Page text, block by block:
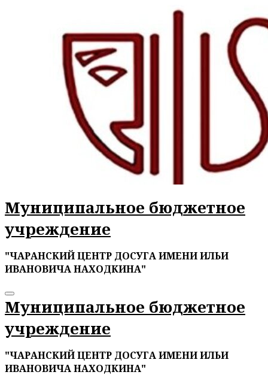
Муниципальное бюджетное
учреждение
"ЧАРАНСКИЙ ЦЕНТР ДОСУГА ИМЕНИ ИЛЬИ
ИВАНОВИЧА НАХОДКИНА"
Муниципальное бюджетное
учреждение
"ЧАРАНСКИЙ ЦЕНТР ДОСУГА ИМЕНИ ИЛЬИ
ИВАНОВИЧА НАХОДКИНА"